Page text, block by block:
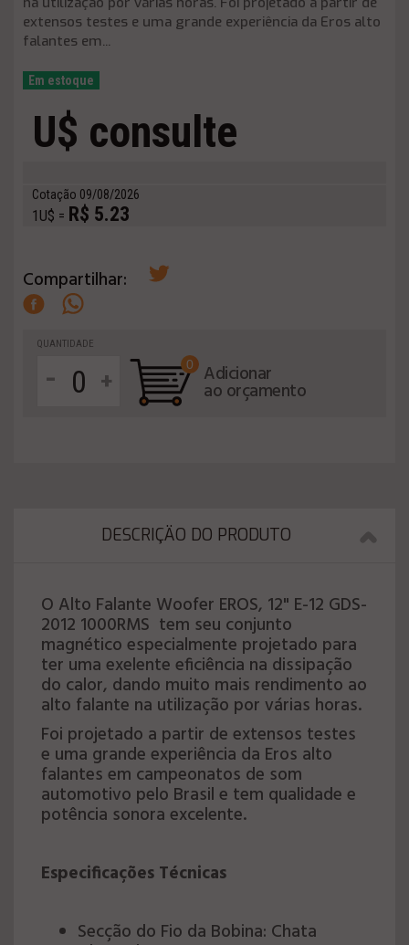
extensos testes e uma grande experiência da Eros alto
falantes em...
Em estoque
U$ consulte
Cotação 09/08/2026
1U$ = R$ 5.23
Compartilhar:
QUANTIDADE
- +
0 Adicionar
ao orçamento
DESCRIÇÄO DO PRODUTO
O Alto Falante Woofer EROS, 12" E-12 GDS-
2012 1000RMS tem seu conjunto
magnético especialmente projetado para
ter uma exelente eficiência na dissipação
do calor, dando muito mais rendimento ao
alto falante na utilização por várias horas.
Foi projetado a partir de extensos testes
e uma grande experiência da Eros alto
falantes em campeonatos de som
automotivo pelo Brasil e tem qualidade e
potência sonora excelente.
Especificações Técnicas
Secção do Fio da Bobina: Chata